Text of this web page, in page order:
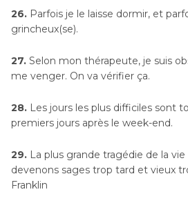
26. Parfois je le laisse dormir, et
grincheux(se).
27. Selon mon thérapeute, je suis
me venger. On va vérifier ça.
28. Les jours les plus difficiles sont
premiers jours après le week-end.
29. La plus grande tragédie de la
devenons sages trop tard et vieux
Franklin